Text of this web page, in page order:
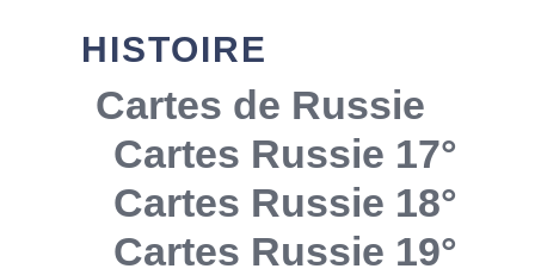
HISTOIRE
Cartes de Russie
Cartes Russie 17°
Cartes Russie 18°
Cartes Russie 19°